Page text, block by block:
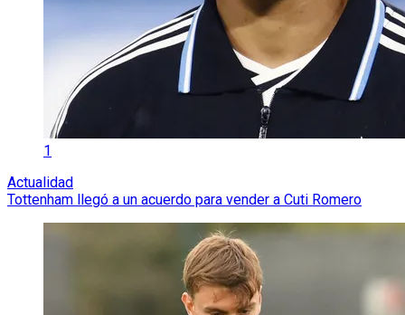
1
Actualidad
Tottenham llegó a un acuerdo para vender a Cuti Romero